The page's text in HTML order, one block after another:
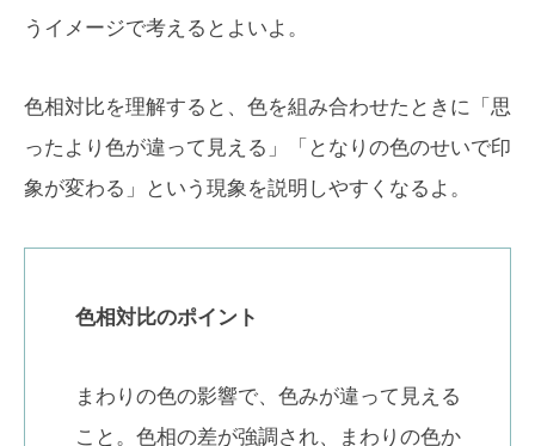
うイメージで考えるとよいよ。
色相対比を理解すると、色を組み合わせたときに「思
ったより色が違って見える」「となりの色のせいで印
象が変わる」という現象を説明しやすくなるよ。
色相対比のポイント
まわりの色の影響で、色みが違って見える
こと。色相の差が強調され、まわりの色か